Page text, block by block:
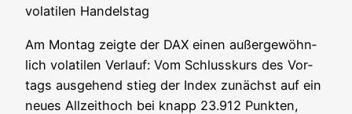
vola­ti­len Handelstag
Am Mon­tag zeig­te der DAX einen außer­ge­wöhn­
lich vola­ti­len Ver­lauf: Vom Schluss­kurs des Vor­
tags aus­ge­hend stieg der Index zunächst auf ein
neu­es All­zeit­hoch bei knapp 23.912 Punk­ten,